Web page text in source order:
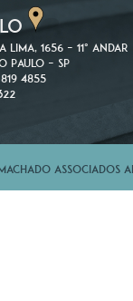
1656 – 11º andar
Paulo – SP
4855